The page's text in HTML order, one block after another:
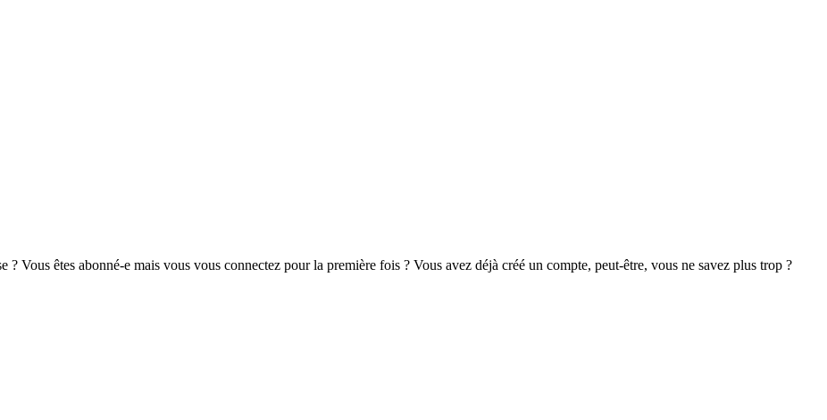
? Vous êtes abonné-e mais vous vous connectez pour la première fois ? Vous avez déjà créé un compte, peut-être, vous ne savez plus trop ?